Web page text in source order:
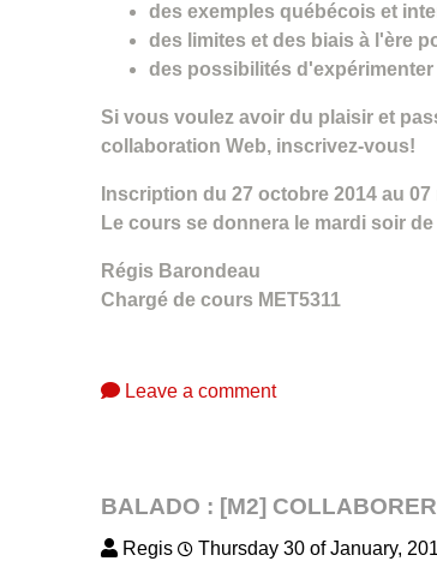
des exemples québécois et
des limites et des biais à l'ère
des possibilités
Si vous voulez avoir du plaisir et
collaboration Web, inscrivez-vous!
Inscription du 27 octobre 2014 au
Le cours se donnera le mardi soir
Régis Barondeau
Chargé de cours MET5311
Leave a comment
BALADO : [M2]
Regis Thursday 30 of January,